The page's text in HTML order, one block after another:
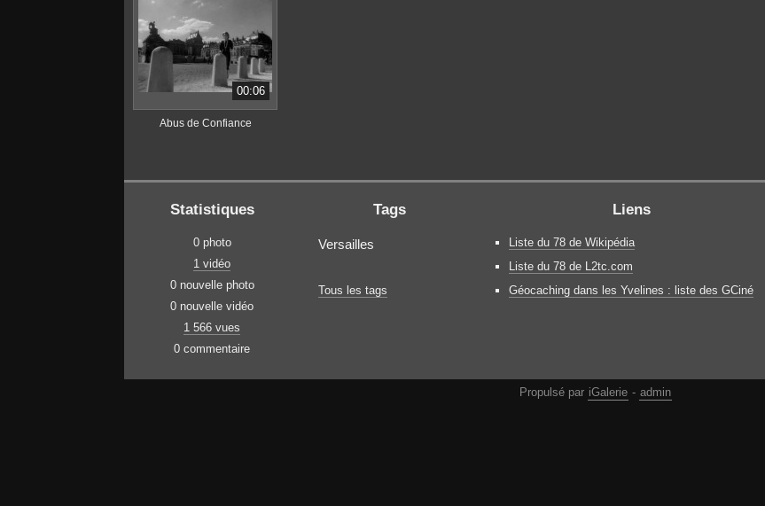
00:06
Abus de Confiance
Statistiques
0 photo
1 vidéo
0 nouvelle photo
0 nouvelle vidéo
1 566 vues
0 commentaire
Tags
Versailles
Tous les tags
Liens
Liste du 78 de Wikipédia
Liste du 78 de L2tc.com
Géocaching dans les Yvelines : liste des GCiné
Propulsé par iGalerie - admin